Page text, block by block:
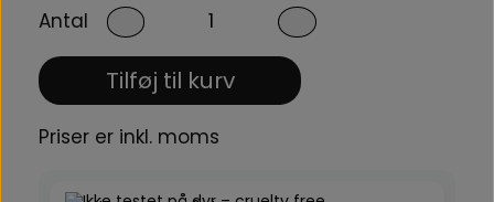
på fine linjer, ujævn hudtone og tab af elasticitet og
Retinol serum uden irritation – også til
sensitiv hud
Retinol er en af de mest efterspurgte og dokumenterede
Antal
Tilføj til kurv
Priser er inkl. moms